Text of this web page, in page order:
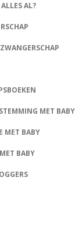
AL?
MET BABY
MET BABY
BABY